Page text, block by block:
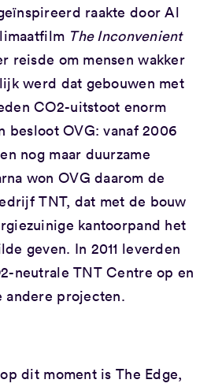
raakte door Al
The Inconvenient
reisde om mensen wakker
werd dat gebouwen met
CO2-uitstoot enorm
besloot OVG: vanaf 2006
nog maar duurzame
won OVG daarom de
TNT, dat met de bouw
kantoorpand het
geven. In 2011 leverden
neutrale TNT Centre op en
andere projecten.
dit moment is The Edge,